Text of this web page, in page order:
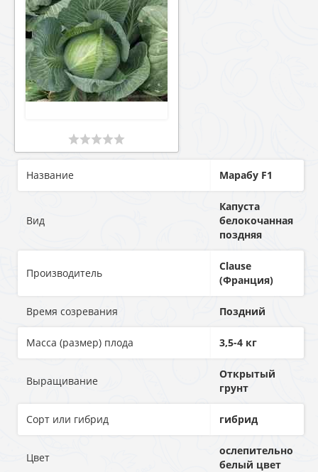
Название Марабу F1
Вид
Капуста
белокочанная
поздняя
Производитель
Clause
(Франция)
Время созревания Поздний
Масса (размер) плода 3,5-4 кг
Выращивание
Открытый
грунт
Сорт или гибрид гибрид
Цвет
ослепительно
белый цвет